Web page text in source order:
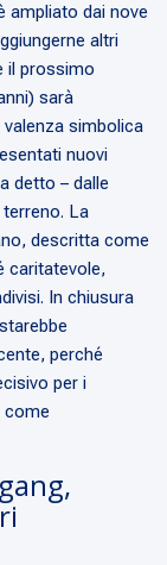
ampliato dai nove
altri
il prossimo
sarà
simbolica
nuovi
detto – dalle
La
descritta come
caritatevole,
In chiusura
perché
per i
come